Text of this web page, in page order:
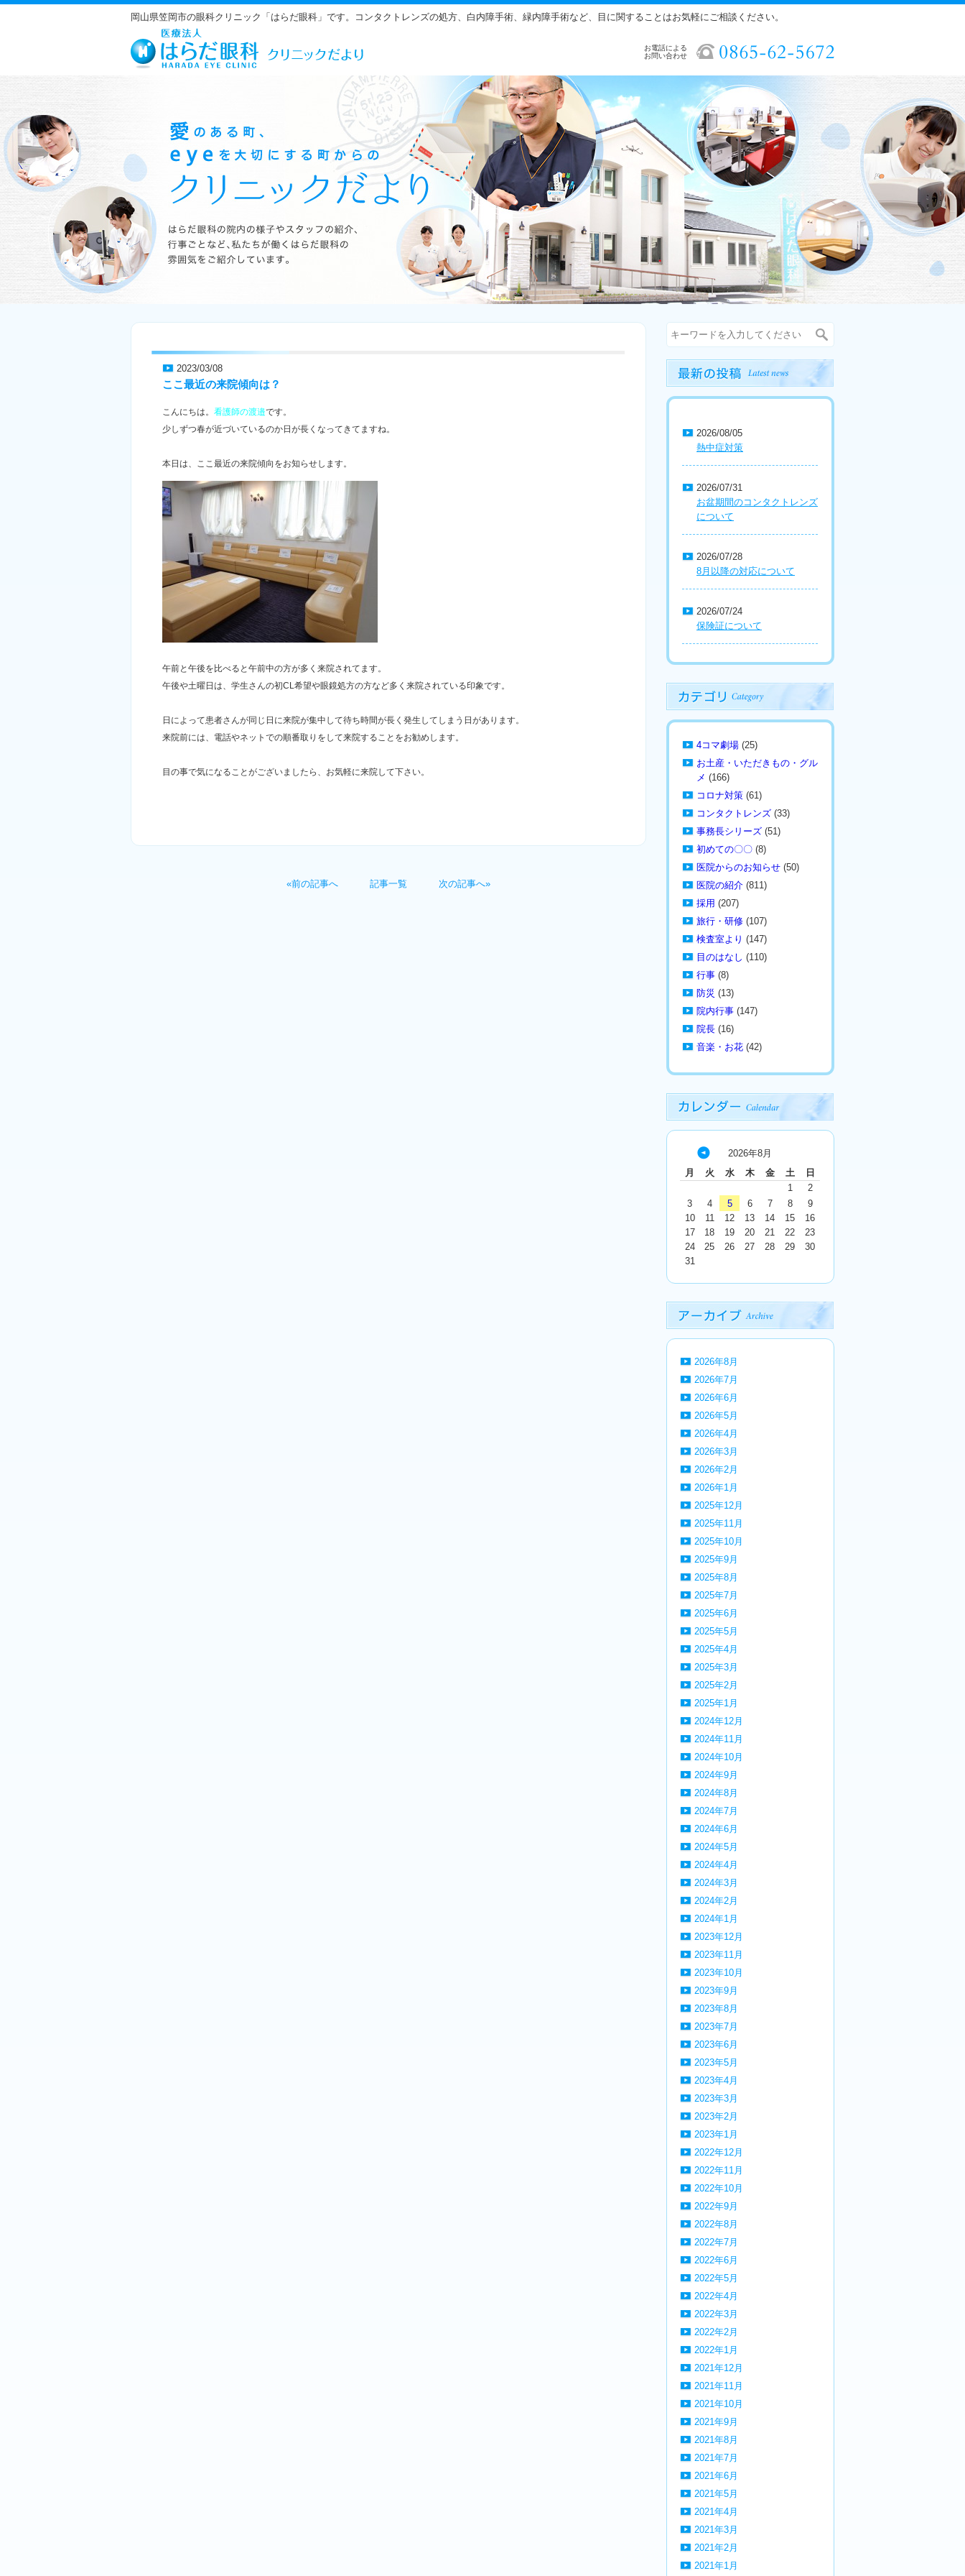
岡山県笠岡市の眼科クリニック「はらだ眼科」です。コンタクトレンズの処方、白内障手術、緑内障手術など、目に関することはお気軽にご相談ください。
お電話による
お問い合わせ
2023/03/08
ここ最近の来院傾向は？
こんにちは。 看護師の渡邉です。
少しずつ春が近づいているのか日が長くなってきてますね。
本日は、ここ最近の来院傾向をお知らせします。
午前と午後を比べると午前中の方が多く来院されてます。
午後や土曜日は、学生さんの初CL希望や眼鏡処方の方など多く来院されている印象です。
日によって患者さんが同じ日に来院が集中して待ち時間が長く発生してしまう日があります。
来院前には、電話やネットでの順番取りをして来院することをお勧めします。
目の事で気になることがございましたら、お気軽に来院して下さい。
«前の記事へ 記事一覧 次の記事へ»
2026/08/05
熱中症対策
2026/07/31
お盆期間のコンタクトレンズ
について
2026/07/28
8月以降の対応について
2026/07/24
保険証について
4コマ劇場 (25)
お土産・いただきもの・グル
メ (166)
コロナ対策 (61)
コンタクトレンズ (33)
事務長シリーズ (51)
初めての〇〇 (8)
医院からのお知らせ (50)
医院の紹介 (811)
採用 (207)
旅行・研修 (107)
検査室より (147)
目のはなし (110)
行事 (8)
防災 (13)
院内行事 (147)
院長 (16)
音楽・お花 (42)
2026年8月
月
火 水 木 金 土 日
« 7
月
1
2
3
4 5 6 7 8
9
10
11 12 13 14 15
16
17
18 19 20 21 22
23
24
25 26 27 28 29
30
31
2026年8月
2026年7月
2026年6月
2026年5月
2026年4月
2026年3月
2026年2月
2026年1月
2025年12月
2025年11月
2025年10月
2025年9月
2025年8月
2025年7月
2025年6月
2025年5月
2025年4月
2025年3月
2025年2月
2025年1月
2024年12月
2024年11月
2024年10月
2024年9月
2024年8月
2024年7月
2024年6月
2024年5月
2024年4月
2024年3月
2024年2月
2024年1月
2023年12月
2023年11月
2023年10月
2023年9月
2023年8月
2023年7月
2023年6月
2023年5月
2023年4月
2023年3月
2023年2月
2023年1月
2022年12月
2022年11月
2022年10月
2022年9月
2022年8月
2022年7月
2022年6月
2022年5月
2022年4月
2022年3月
2022年2月
2022年1月
2021年12月
2021年11月
2021年10月
2021年9月
2021年8月
2021年7月
2021年6月
2021年5月
2021年4月
2021年3月
2021年2月
2021年1月